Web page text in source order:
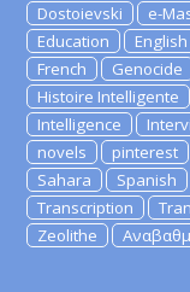
Dostoievski
e-
Education
English
French
Genocide
Histoire Intelligente
Intelligence
novels
pinterest
Sahara
Spanish
Transcription
Zeolithe